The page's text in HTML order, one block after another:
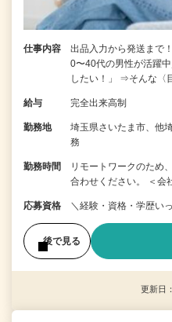
仕事内容
出品入力から発送まで
0〜40代の男性が活躍
したい！」 ⇒そんな〈
給与 完全出来高制
勤務地
埼玉県さいたま市、
務
勤務時間
リモートワークのため
合わせください。 ＜会
応募資格 ＼経験・資格・学歴い
後で見る
更新日